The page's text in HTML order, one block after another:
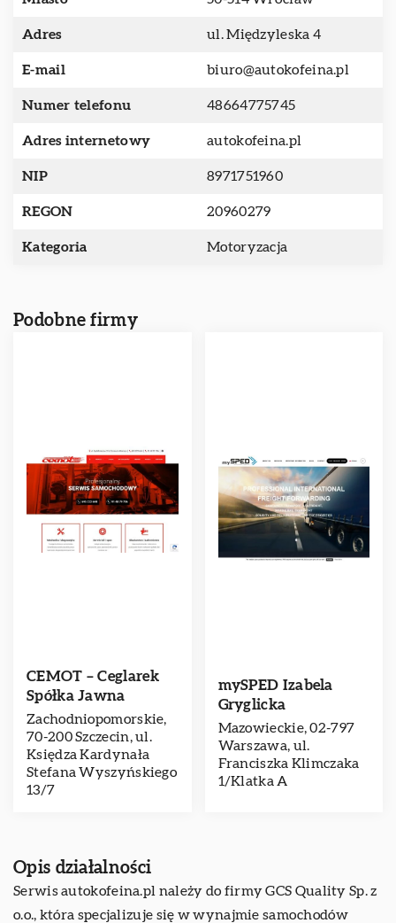
Adres ul. Międzyleska 4
E-mail biuro@autokofeina.pl
Numer telefonu 48664775745
Adres internetowy autokofeina.pl
NIP 8971751960
REGON 20960279
Kategoria Motoryzacja
Podobne firmy
CEMOT – Ceglarek
Spółka Jawna
Zachodniopomorskie,
70-200 Szczecin, ul.
Księdza Kardynała
Stefana Wyszyńskiego
13/7
mySPED Izabela
Gryglicka
Mazowieckie, 02-797
Warszawa, ul.
Franciszka Klimczaka
1/Klatka A
Opis działalności
Serwis autokofeina.pl należy do firmyGCS Quality Sp. z
o.o., która specjalizuje się w wynajmie samochodów